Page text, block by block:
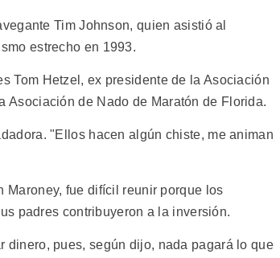
Tim Johnson, quien asistió al
estrecho en 1993.
Tom Hetzel, ex presidente de la Asociación
Asociación de Nado de Maratón de Florida.
"Ellos hacen algún chiste, me animan
Maroney, fue difícil reunir porque los
padres contribuyeron a la inversión.
dinero, pues, según dijo, nada pagará lo que